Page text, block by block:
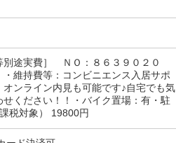
途実費］ ＮＯ：８６３９０２０
維持費等：コンビニエンス入居サポ
ンライン内見も可能です♪自宅でも気
ください！！・バイク置場：有・駐
税対象） 19800円